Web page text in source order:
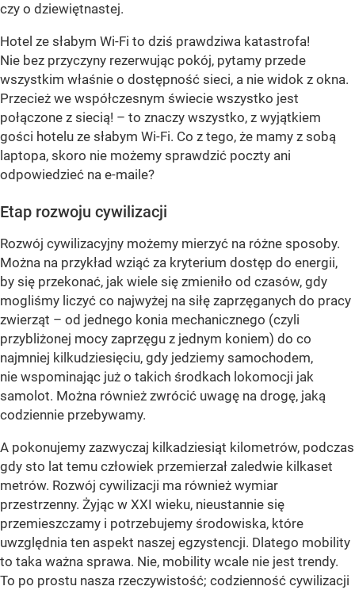
czy o dziewiętnastej.
Hotel ze słabym Wi-Fi to dziś prawdziwa katastrofa!
Nie bez przyczyny rezerwując pokój, pytamy przede
wszystkim właśnie o dostępność sieci, a nie widok z okna.
Przecież we współczesnym świecie wszystko jest
połączone z siecią! – to znaczy wszystko, z wyjątkiem
gości hotelu ze słabym Wi-Fi. Co z tego, że mamy z sobą
laptopa, skoro nie możemy sprawdzić poczty ani
odpowiedzieć na e-maile?
Etap rozwoju cywilizacji
Rozwój cywilizacyjny możemy mierzyć na różne sposoby.
Można na przykład wziąć za kryterium dostęp do energii,
by się przekonać, jak wiele się zmieniło od czasów, gdy
mogliśmy liczyć co najwyżej na siłę zaprzęganych do pracy
zwierząt – od jednego konia mechanicznego (czyli
przybliżonej mocy zaprzęgu z jednym koniem) do co
najmniej kilkudziesięciu, gdy jedziemy samochodem,
nie wspominając już o takich środkach lokomocji jak
samolot. Można również zwrócić uwagę na drogę, jaką
codziennie przebywamy.
A pokonujemy zazwyczaj kilkadziesiąt kilometrów, podczas
gdy sto lat temu człowiek przemierzał zaledwie kilkaset
metrów. Rozwój cywilizacji ma również wymiar
przestrzenny. Żyjąc w XXI wieku, nieustannie się
przemieszczamy i potrzebujemy środowiska, które
uwzględnia ten aspekt naszej egzystencji. Dlatego mobility
to taka ważna sprawa. Nie, mobility wcale nie jest trendy.
To po prostu nasza rzeczywistość; codzienność cywilizacji